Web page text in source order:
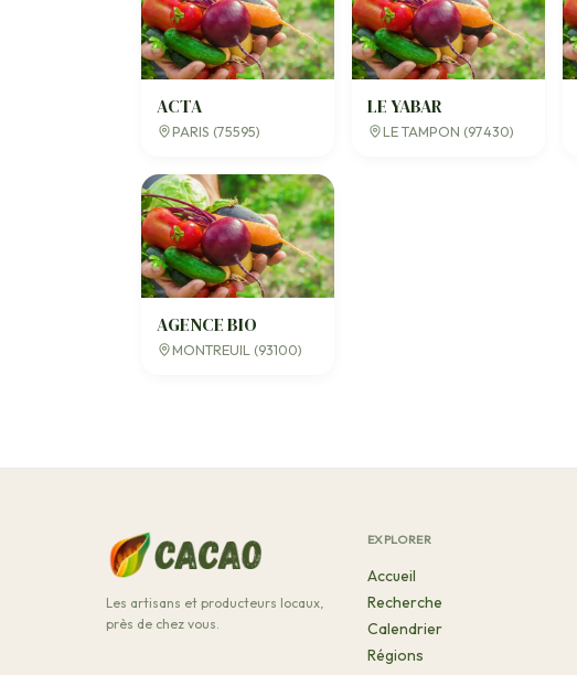
ACTA
PARIS (75595)
LE YABAR
LE TAMPON (97430)
AGENCE BIO
MONTREUIL (93100)
Les artisans et producteurs locaux,
près de chez vous.
EXPLORER
Accueil
Recherche
Calendrier
Régions